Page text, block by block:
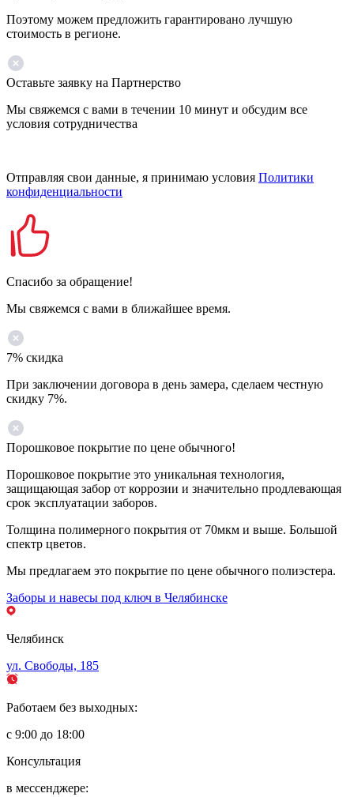
Поэтому можем предложить гарантировано лучшую
стоимость в регионе.
Оставьте заявку на Партнерство
Мы свяжемся с вами в течении 10 минут и обсудим все
условия сотрудничества
Отправляя свои данные, я принимаю условия Политики
конфиденциальности
Спасибо за обращение!
Мы свяжемся с вами в ближайшее время.
7% скидка
При заключении договора в день замера, сделаем честную
скидку 7%.
Порошковое покрытие по цене обычного!
Порошковое покрытие это уникальная технология,
защищающая забор от коррозии и значительно продлевающая
срок эксплуатации заборов.
Толщина полимерного покрытия от 70мкм и выше. Большой
спектр цветов.
Мы предлагаем это покрытие по цене обычного полиэстера.
Заборы и навесы под ключ в Челябинске
Челябинск
ул. Свободы, 185
Работаем без выходных:
с 9:00 до 18:00
Консультация
в мессенджере: